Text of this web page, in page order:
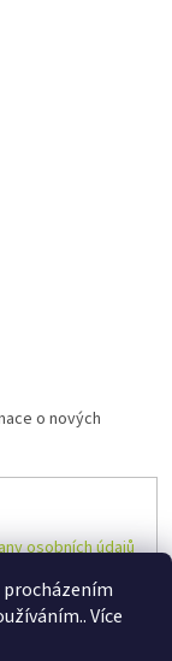
Více
o nových
osobních údajů